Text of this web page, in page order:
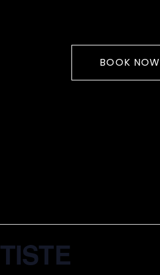
BOOK NOW